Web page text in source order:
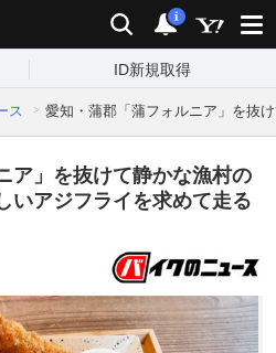
検索 通知
i
ID新規取得
ス 愛知・蒲郡「蒲フォルニア」を抜
ア」を抜けて静かな漁村の
いアジフライを求めて走る